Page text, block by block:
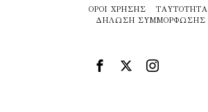
ΌΡΟΙ ΧΡΉΣΗΣ ΤΑΥΤΌΤΗΤΑ
ΔΉΛΩΣΗ ΣΥΜΜΌΡΦΩΣΗΣ